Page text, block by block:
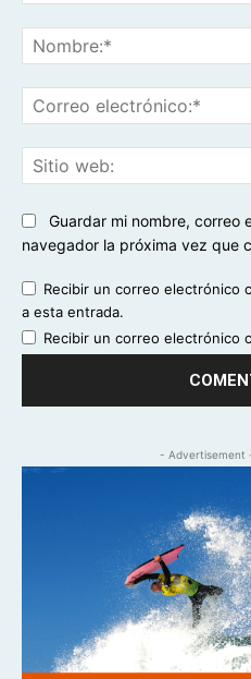
Guardar mi nombre, correo
navegador la próxima vez que
Recibir un correo electrónico
a esta entrada.
Recibir un correo electrónico
- Advertisement